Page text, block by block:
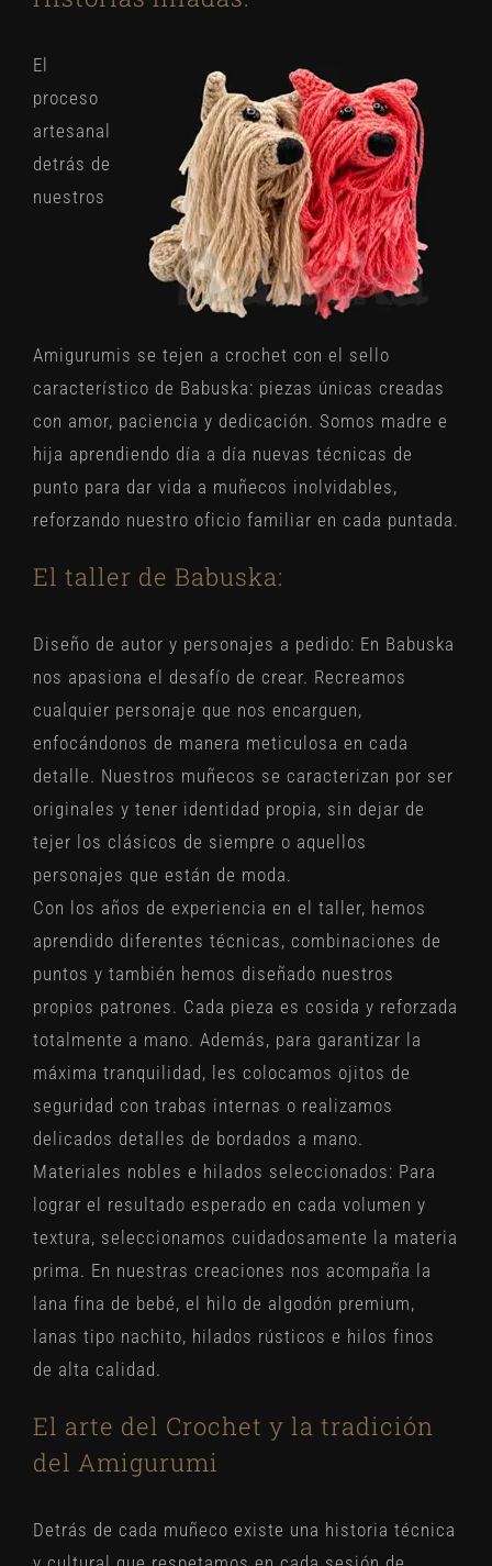
El
proceso
artesanal
detrás de
nuestros
Amigurumis se tejen a crochet con el sello
característico de Babuska: piezas únicas creadas
con amor, paciencia y dedicación. Somos madre e
hija aprendiendo día a día nuevas técnicas de
punto para dar vida a muñecos inolvidables,
reforzando nuestro oficio familiar en cada puntada.
El taller de Babuska:
Diseño de autor y personajes a pedido: En Babuska
nos apasiona el desafío de crear. Recreamos
cualquier personaje que nos encarguen,
enfocándonos de manera meticulosa en cada
detalle. Nuestros muñecos se caracterizan por ser
originales y tener identidad propia, sin dejar de
tejer los clásicos de siempre o aquellos
personajes que están de moda.
Con los años de experiencia en el taller, hemos
aprendido diferentes técnicas, combinaciones de
puntos y también hemos diseñado nuestros
propios patrones. Cada pieza es cosida y reforzada
totalmente a mano. Además, para garantizar la
máxima tranquilidad, les colocamos ojitos de
seguridad con trabas internas o realizamos
delicados detalles de bordados a mano.
Materiales nobles e hilados seleccionados: Para
lograr el resultado esperado en cada volumen y
textura, seleccionamos cuidadosamente la materia
prima. En nuestras creaciones nos acompaña la
lana fina de bebé, el hilo de algodón premium,
lanas tipo nachito, hilados rústicos e hilos finos
de alta calidad.
El arte del Crochet y la tradición
del Amigurumi
Detrás de cada muñeco existe una historia técnica